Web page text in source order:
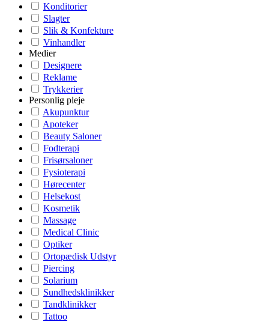
Konditorier
Slagter
Slik & Konfekture
Vinhandler
Medier
Designere
Reklame
Trykkerier
Personlig pleje
Akupunktur
Apoteker
Beauty Saloner
Fodterapi
Frisørsaloner
Fysioterapi
Hørecenter
Helsekost
Kosmetik
Massage
Medical Clinic
Optiker
Ortopædisk Udstyr
Piercing
Solarium
Sundhedsklinikker
Tandklinikker
Tattoo